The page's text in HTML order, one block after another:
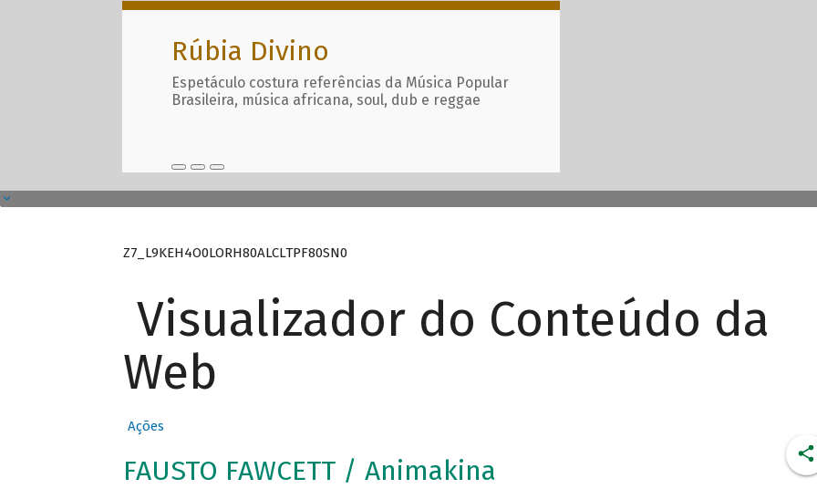
Rúbia Divino
Espetáculo costura referências da Música Popular
Brasileira, música africana, soul, dub e reggae
Z7_L9KEH4O0LORH80ALCLTPF80SN0
Visualizador do Conteúdo da
Web
Ações
FAUSTO FAWCETT / Animakina